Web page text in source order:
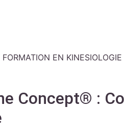
Concept® :